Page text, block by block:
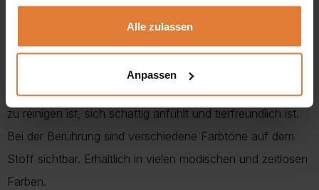
gesammelt haben.
Alle zulassen
Anpassen
Sie bitte auch feste Elemente wie Heizkörper oder
Brüstungselemente, die das Anheben der Möbel
behindern könnten.
KRONOS– Stoff – Strapazierfähiger Samtstoff, der leicht
zu reinigen ist, sich schattig anfühlt und tierfreundlich ist.
Bei der Berührung sind verschiedene Farbtöne auf dem
Stoff sichtbar. Erhältlich in vielen modischen und zeitlosen
Farben.